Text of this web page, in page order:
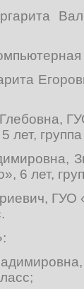
лет,
6 лет,